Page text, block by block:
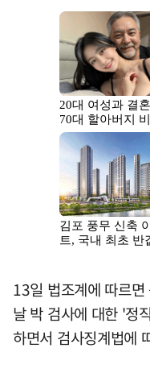
13일 법조계에 따르
날 박 검사에 대한 '정
하면서 검사징계법에